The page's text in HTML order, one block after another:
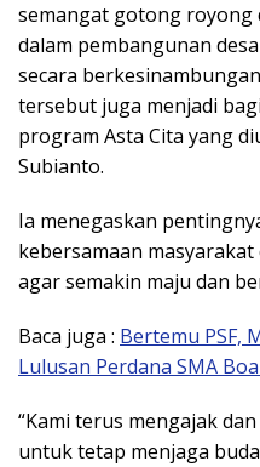
semangat gotong royong
dalam pembangunan
secara
tersebut juga menjadi
program Asta Cita yang
Subianto.
Ia menegaskan
kebersamaan
agar semakin maju dan
Baca juga : Bertemu PSF,
Lulusan Perdana SMA
“Kami terus mengajak
untuk tetap menjaga